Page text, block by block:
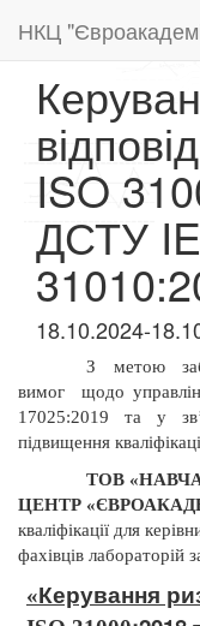
НКЦ
ISO
ДСТУ
18.10.2024-
З метою
вимог
щодо
17025:2019
та у
підвищення
ТОВ
ЦЕНТР
кваліфікації для
фахівців лабораторій
«Керування